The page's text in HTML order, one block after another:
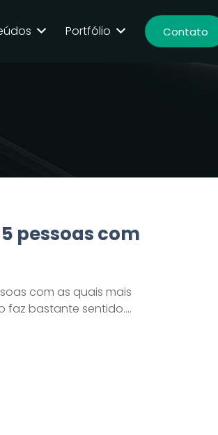
Portfólio Contato
pessoas com
com as quais mais
faz bastante sentido.…